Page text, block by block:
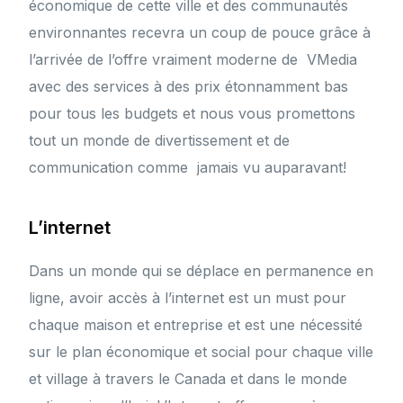
économique de cette ville et des communautés
environnantes recevra un coup de pouce grâce à
l’arrivée de l’offre vraiment moderne de VMedia
avec des services à des prix étonnamment bas
pour tous les budgets et nous vous promettons
tout un monde de divertissement et de
communication comme jamais vu auparavant!
L’internet
Dans un monde qui se déplace en permanence en
ligne, avoir accès à l’internet est un must pour
chaque maison et entreprise et est une nécessité
sur le plan économique et social pour chaque ville
et village à travers le Canada et dans le monde